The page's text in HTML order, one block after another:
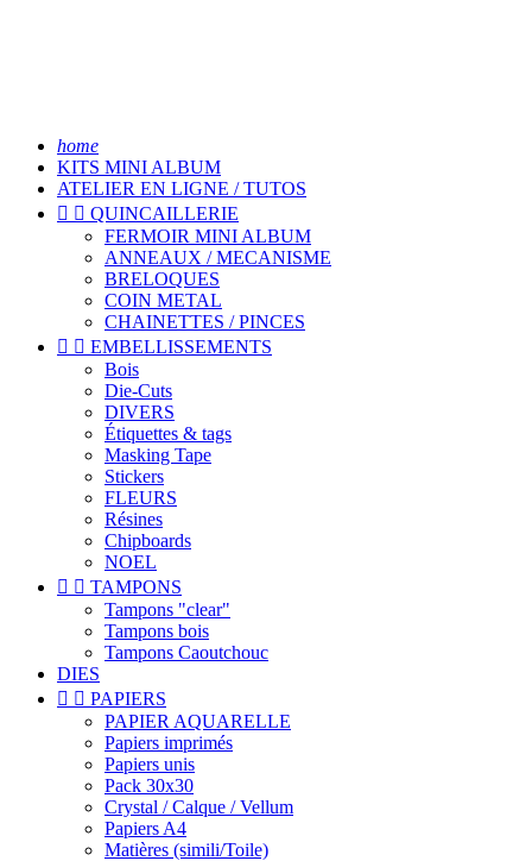
home
KITS MINI ALBUM
ATELIER EN LIGNE / TUTOS
  QUINCAILLERIE
FERMOIR MINI ALBUM
ANNEAUX / MECANISME
BRELOQUES
COIN METAL
CHAINETTES / PINCES
  EMBELLISSEMENTS
Bois
Die-Cuts
DIVERS
Étiquettes & tags
Masking Tape
Stickers
FLEURS
Résines
Chipboards
NOEL
  TAMPONS
Tampons "clear"
Tampons bois
Tampons Caoutchouc
DIES
  PAPIERS
PAPIER AQUARELLE
Papiers imprimés
Papiers unis
Pack 30x30
Crystal / Calque / Vellum
Papiers A4
Matières (simili/Toile)